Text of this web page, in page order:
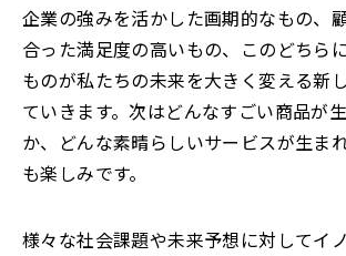
企業の強みを活かした画期的なもの、
合った満足度の高いもの、このどちら
ものが私たちの未来を大きく変える新
ていきます。次はどんなすごい商品が
か、どんな素晴らしいサービスが生ま
も楽しみです。
様々な社会課題や未来予想に対してイ